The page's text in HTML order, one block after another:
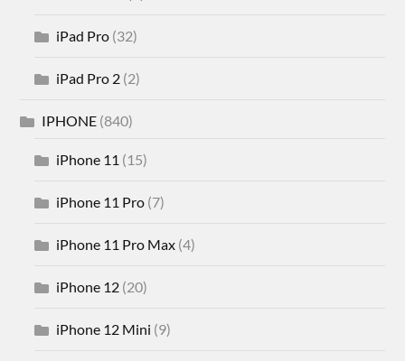
iPad Pro (32)
iPad Pro 2 (2)
IPHONE (840)
iPhone 11 (15)
iPhone 11 Pro (7)
iPhone 11 Pro Max (4)
iPhone 12 (20)
iPhone 12 Mini (9)